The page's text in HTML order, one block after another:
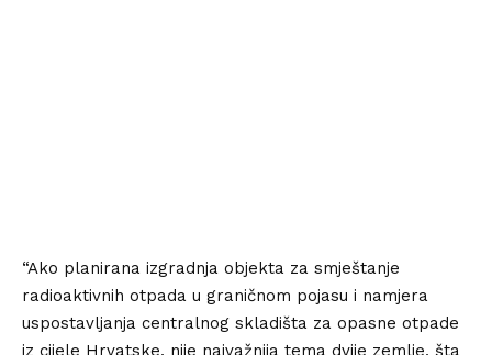
“Ako planirana izgradnja objekta za smještanje
radioaktivnih otpada u graničnom pojasu i namjera
uspostavljanja centralnog skladišta za opasne otpade
iz cijele Hrvatske, nije najvažnija tema dvije zemlje, šta